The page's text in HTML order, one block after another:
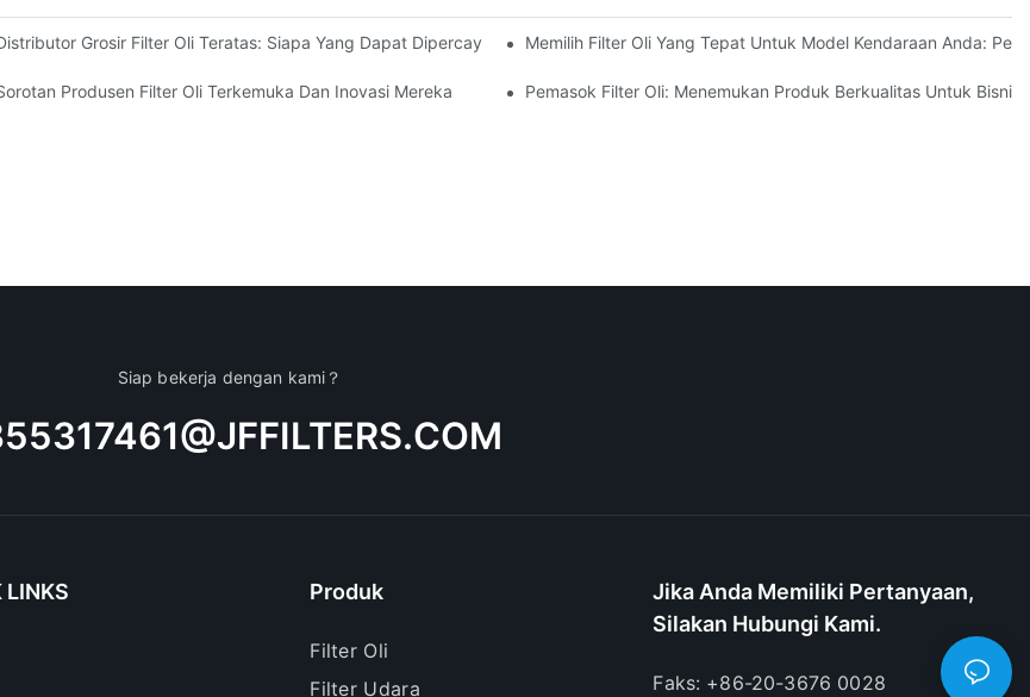
Grosir Filter Oli Teratas: Siapa Yang Dapat Dipercaya? Memilih Filter Oli Yang Tepat Untuk Model Kendaraan Anda:
Produsen Filter Oli Terkemuka Dan Inovasi Mereka Pemasok Filter Oli: Menemukan Produk Berkualitas Untuk Bisnis
Siap bekerja dengan kami？
LINKS Produk
Filter Oli
Filter Udara
Jika Anda Memiliki Pertanyaan,
Silakan Hubungi Kami.
Faks: +86-20-3676 0028